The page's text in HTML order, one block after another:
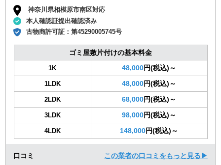
神奈川県相模原市南区対応
本人確認証提出確認済み
古物商許可証：第45290005745号
ゴミ屋敷片付けの基本料金
1K 48,000円(税込)～
1LDK 48,000円(税込)～
2LDK 68,000円(税込)～
3LDK 98,000円(税込)～
4LDK 148,000円(税込)～
口コミ この業者の口コミをもっと見る▶